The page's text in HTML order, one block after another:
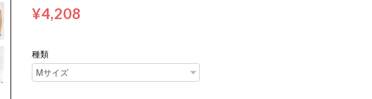
¥4,208
種類